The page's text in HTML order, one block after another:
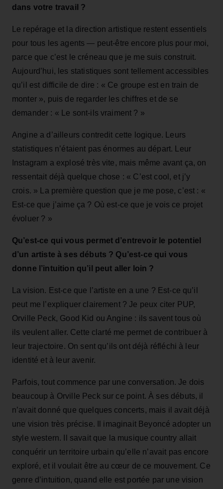
dans votre travail ?
Le repérage et la direction artistique restent essentiels
pour tous les agents — peut‑être encore plus pour moi,
parce que c’est le créneau que je me suis construit.
Aujourd’hui, les statistiques sont tellement accessibles
qu’il est difficile de dire : « Ce groupe est en train de
monter », puis de regarder les chiffres et de se
demander : « Le sont‑ils vraiment ? »
Angine a d’ailleurs contredit cette logique. Leurs
statistiques n’étaient pas énormes au départ. Leur
Instagram a explosé très vite, mais même avant ça, on
ressentait déjà quelque chose : « C’est cool, et j’y
crois. » La première question que je me pose, c’est : «
Est‑ce que j’aime ça ? Où est‑ce que je vois ce projet
évoluer ? »
Qu’est‑ce qui vous permet d’entrevoir le potentiel
d’un artiste à ses débuts ? Qu’est‑ce qui vous
donne l’intuition qu’il peut aller loin ?
La vision. Est‑ce que l’artiste en a une ? Est‑ce qu’il
peut me l’expliquer clairement ? Je peux citer PUP,
Orville Peck, Good Kid ou Angine : ils savent tous où
ils veulent aller. Cette clarté me permet de contribuer à
leur trajectoire. On sent qu’ils ont déjà réfléchi à leur
identité et à leur avenir.
Parfois, tout commence par une conversation. Je dois
beaucoup à Orville Peck sur ce point. À ses débuts, il
n’avait donné que quelques concerts, mais il avait déjà
une vision très précise. Il imaginait Beyoncé adopter un
style western. Il savait que la musique country allait
conquérir un territoire urbain qu’elle n’avait pas encore
exploré, et il voulait être au cœur de ce mouvement. Ce
genre d’intuition, quand elle est portée par une vision